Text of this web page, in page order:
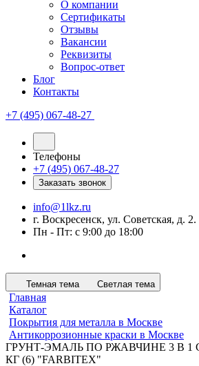
О компании
Сертификаты
Отзывы
Вакансии
Реквизиты
Вопрос-ответ
Блог
Контакты
+7 (495) 067-48-27
Телефоны
+7 (495) 067-48-27
Заказать звонок
info@1lkz.ru
г. Воскресенск, ул. Советская, д. 2.
Пн - Пт: с 9:00 до 18:00
Темная тема Светлая тема
Главная
Каталог
Покрытия для металла в Москве
Антикоррозионные краски в Москве
ГРУНТ-ЭМАЛЬ ПО РЖАВЧИНЕ 3 В 1
КГ (6) "FARBITEX"